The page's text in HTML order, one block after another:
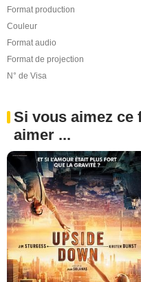
Format production
Couleur
Format audio
Format de projection
N° de Visa
Si vous aimez
aimer ...